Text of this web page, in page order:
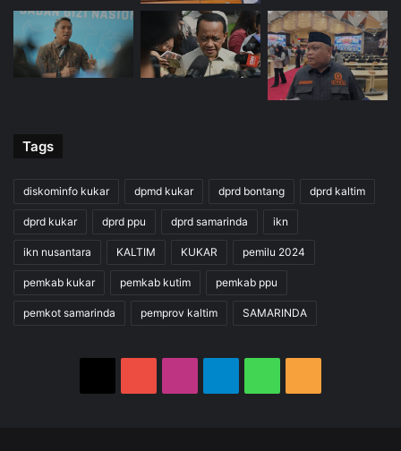
Tags
diskominfo kukar dpmd kukar dprd bontang dprd kaltim
dprd kukar dprd ppu dprd samarinda ikn
ikn nusantara KALTIM KUKAR pemilu 2024
pemkab kukar pemkab kutim pemkab ppu
pemkot samarinda pemprov kaltim SAMARINDA